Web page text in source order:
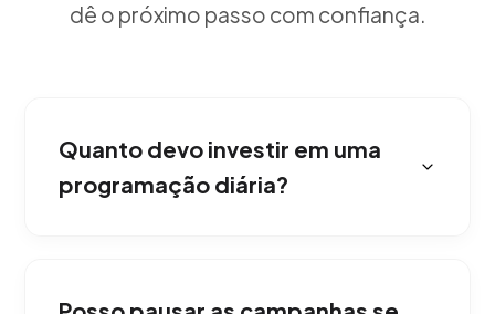
dê o próximo passo com confiança.
Quanto devo investir em uma
programação diária?